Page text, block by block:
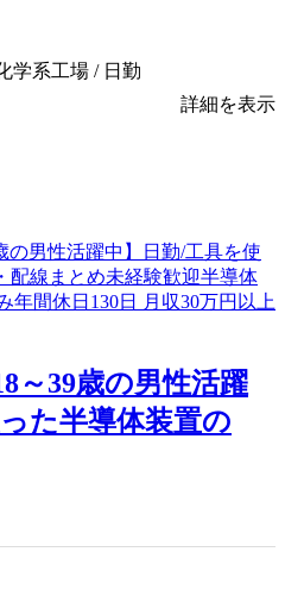
学系工場 / 日勤
詳細を表示
～39歳の男性活躍
た半導体装置の